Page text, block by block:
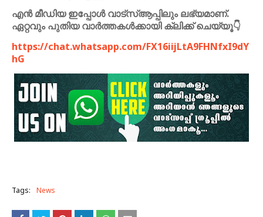
എൻ മീഡിയ ഇപ്പോൾ വാട്സ്ആപ്പിലും ലഭ്യമാണ്.
ഏറ്റവും പുതിയ വാർത്തകൾക്കായി ക്ലിക്ക് ചെയ്യൂ👇
https://chat.whatsapp.com/FX16iijLtA9FHNfxI9dY
hG
Tags: News